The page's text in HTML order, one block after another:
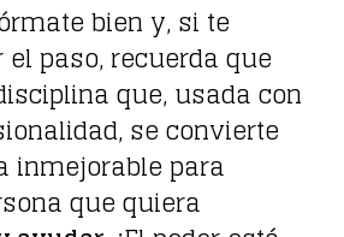
bien y, si te
paso, recuerda que
que, usada con
se convierte
inmejorable para
que quiera